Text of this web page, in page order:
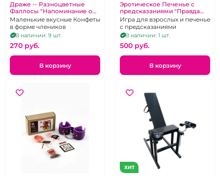
Драже -- Разноцветные
Фаллосы "Напоминание о
бывшем"
Маленькие вкусные Конфеты
в форме члеников
В наличии: 9 шт.
270 pуб.
В корзину
Эротическое Печенье с
предсказаниями "Правда
или действие"
Игра для взрослых и печенье
с предсказаниями
В наличии: 1 шт.
500 pуб.
В корзину
ХИТ